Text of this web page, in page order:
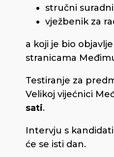
stručni
vježbenik za
a koji je bio
stranicama
Testiranje za
Velikoj vijećnici
sati.
Intervju s
će se isti dan.